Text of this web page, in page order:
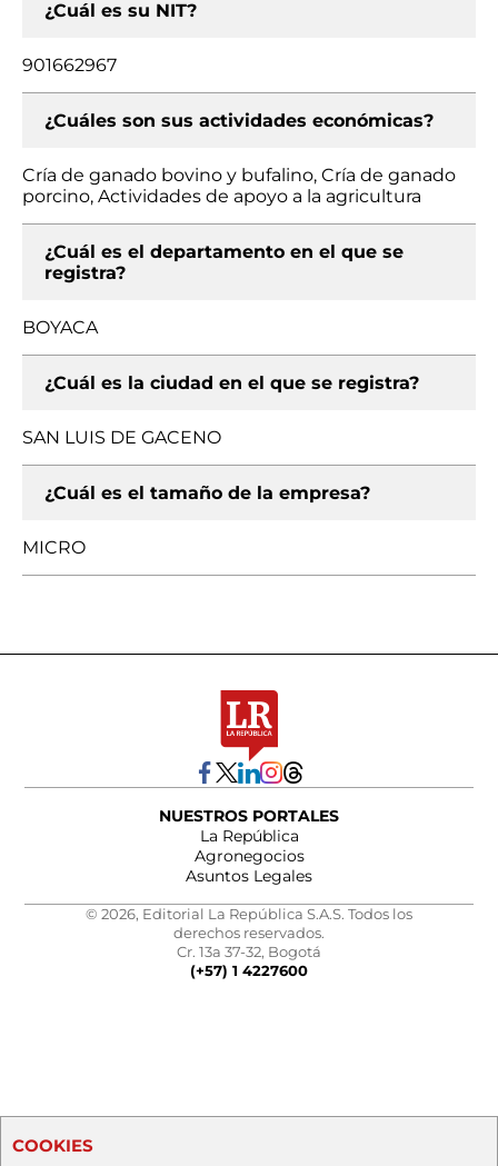
¿Cuál es su NIT?
901662967
¿Cuáles son sus actividades económicas?
Cría de ganado bovino y bufalino, Cría de ganado
porcino, Actividades de apoyo a la agricultura
¿Cuál es el departamento en el que se
registra?
BOYACA
¿Cuál es la ciudad en el que se registra?
SAN LUIS DE GACENO
¿Cuál es el tamaño de la empresa?
MICRO
NUESTROS PORTALES
La República
Agronegocios
Asuntos Legales
© 2026, Editorial La República S.A.S. Todos los
derechos reservados.
Cr. 13a 37-32, Bogotá
(+57) 1 4227600
COOKIES